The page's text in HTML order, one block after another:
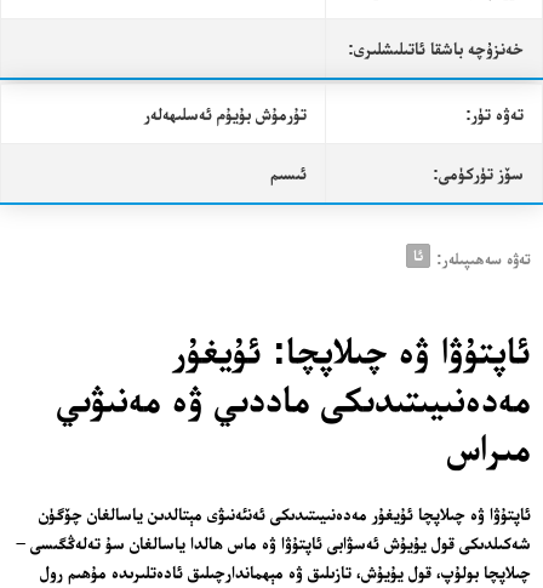
خەنزۇچە باشقا ئاتىلىشلىرى:
تەۋە تۈر: تۇرمۇش بۇيۇم ئەسلىھەلەر
سۆز تۈركۈمى: ئىسىم
تەۋە سەھىپىلەر: ئا
ئاپتۇۋا ۋە چىلاپچا: ئۇيغۇر
مەدەنىيىتىدىكى ماددىي ۋە مەنىۋىي
مىراس
ئاپتۇۋا ۋە چىلاپچا ئۇيغۇر مەدەنىيىتىدىكى ئەنئەنىۋى مېتالدىن ياسالغان چۆگۈن
شەكىلدىكى قول يۇيۇش ئەسۋابى ئاپتۇۋا ۋە ماس ھالدا ياسالغان سۇ تەلەڭگىسى –
چىلاپچا بولۇپ، قول يۇيۇش، تازىلىق ۋە مېھماندارچىلىق ئادەتلىرىدە مۇھىم رول